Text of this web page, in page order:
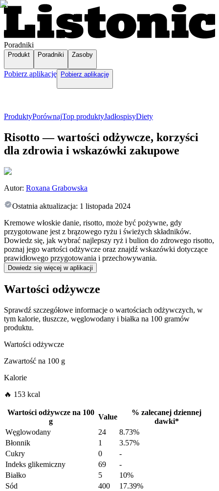
Poradniki
Produkt Poradniki Zasoby
Pobierz aplikację Pobierz aplikację
ProduktyPorównajTop produktyJadłospisyDiety
Risotto — wartości odżywcze, korzyści
dla zdrowia i wskazówki zakupowe
Autor: Roxana Grabowska
Ostatnia aktualizacja: 1 listopada 2024
Kremowe włoskie danie, risotto, może być pożywne, gdy
przygotowane jest z brązowego ryżu i świeżych składników.
Dowiedz się, jak wybrać najlepszy ryż i bulion do zdrowego risotto,
poznaj jego wartości odżywcze oraz znajdź wskazówki dotyczące
prawidłowego przygotowania i przechowywania.
Dowiedz się więcej w aplikacji
Wartości odżywcze
Sprawdź szczegółowe informacje o wartościach odżywczych, w
tym kalorie, tłuszcze, węglowodany i białka na 100 gramów
produktu.
Wartości odżywcze
Zawartość na 100 g
Kalorie
🔥 153 kcal
Wartości odżywcze na 100
g
Value
% zalecanej dziennej
dawki*
Węglowodany
24
8.73%
Błonnik
1
3.57%
Cukry
0
-
Indeks glikemiczny
69
-
Białko
5
10%
Sód
400
17.39%